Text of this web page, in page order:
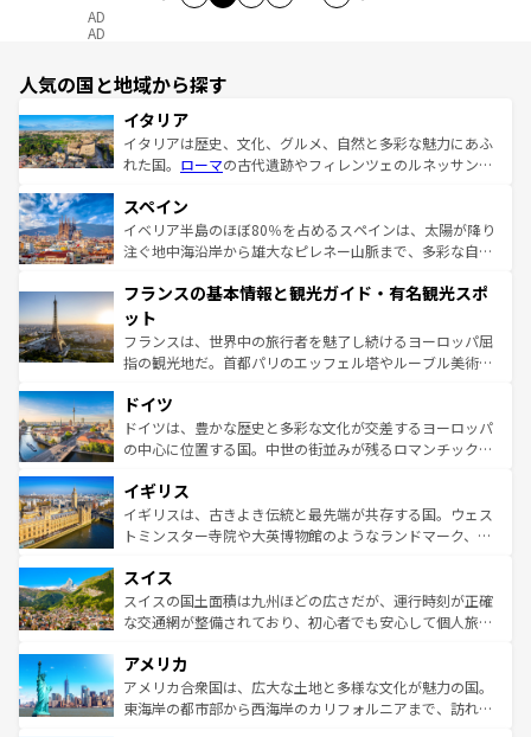
AD
AD
人気の国と地域から探す
イタリア
イタリアは歴史、文化、グルメ、自然と多彩な魅力にあふ
れた国。 ローマの古代遺跡やフィレンツェのルネッサンス
ろん、トスカーナの美しい田園風景やアマルフィ海岸の絶
景など、自然景観も見逃せない。観光の合間には、本場の
ピザやパスタなど、絶品のイタリア料理を堪能することも
ませてくれるイタリアで、忘れられない旅をしてみよう！
なお、新着のイタリア情報は
しい。
スペイン
イベリア半島のほぼ80％を占めるスペインは、太陽が降り
注ぐ地中海沿岸から雄大なピレネー山脈まで、多彩な自然
文化が根付くこの国では、情熱的なフラメンコ、熱気あふ
れる闘牛、そして美味しいタパスが生活の一部となってい
る。首都マドリードの洗練された雰囲気や、バルセロナの
アートに溢れた街角から、地方では古代ローマ遺跡や中世
せる。地方によって風土や気候が異なるスペインはその個
性で訪れる人を魅了する。 なお、新着のスペイン情報は コ
ンテンツ一覧を参照してほしい。
フランスの基本情報と観光ガイド・有名観光スポ
ット
フランスは、世界中の旅行者を魅了し続けるヨーロッパ屈
指の観光地だ。首都パリのエッフェル塔やルーブル美術館
で、幅広い魅力が詰まっている。華麗な宮殿、歴史的な大
聖堂、美しいビーチ、そして豊かな自然が、訪れる者を心
から魅了する。また、フランスは美食の国としても知ら
いる。シャンパンの発祥地であるランス、プロヴァンスの
香り高いラベンダー畑など、多彩な楽しみ方が可能だ。さ
らに、パリ以外の地域にも魅力が溢れており、どの街角に
れる地方に足を運ぶとそれぞれで全く異なる文化を体験で
きるだろう。 なお、新着のフランス情報はコンテンツ一覧
を参照してほしい。
ドイツ
ドイツは、豊かな歴史と多彩な文化が交差するヨーロッパ
の中心に位置する国。中世の街並みが残るロマンチック街
顔を持つこの国は、どこを歩いても飽きることがない。ベ
ルリンの文化的活気、バイエルン州のアルプスの絶景、そ
してライン川沿いのワイン畑といった風景は必見。ビール
は、お酒好きな人にはぜひ体験してほしい。 なお、新着の
ドイツ情報はコンテンツ一覧を参照してほしい。
イギリス
イギリスは、古きよき伝統と最先端が共存する国。ウェス
トミンスター寺院や大英博物館のようなランドマーク、歴
リアごとに異なる魅力がある。また、優雅なアフタヌーン
ティー、ビール好きにはたまらない英国パブ、サッカー観
戦など、本場だからこそできる体験も豊富。イギリスを旅
ンツ一覧を参照してほしい。
スイス
スイスの国土面積は九州ほどの広さだが、運行時刻が正確
な交通網が整備されており、初心者でも安心して個人旅行
の建物がそのまま残る町や、スイスならではのユニークな
博物館もあり、アルプス観光だけでなく町歩きも満喫する
ことができる。国民の所得が高いため物価も高いが、旅行
アメリカ
アメリカ合衆国は、広大な土地と多様な文化が魅力の国。
東海岸の都市部から西海岸のカリフォルニアまで、訪れる